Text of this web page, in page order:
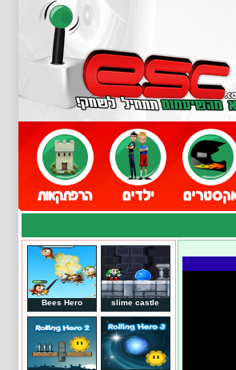
slime castle
Bees Hero